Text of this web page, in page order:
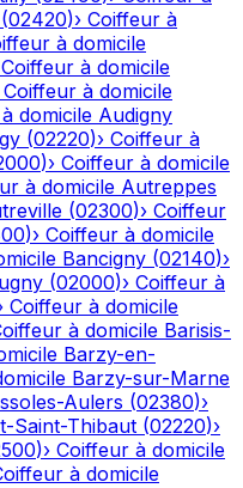
(02420)› Coiffeur à
à domicile
Coiffeur à domicile
Coiffeur à domicile
domicile Audigny
(02220)› Coiffeur à
)› Coiffeur à domicile
à domicile Autreppes
(02300)› Coiffeur
)› Coiffeur à domicile
Bancigny (02140)›
(02000)› Coiffeur à
Coiffeur à domicile
à domicile Barisis-
Barzy-en-
Barzy-sur-Marne
Aulers (02380)›
Saint-Thibaut (02220)›
)› Coiffeur à domicile
à domicile